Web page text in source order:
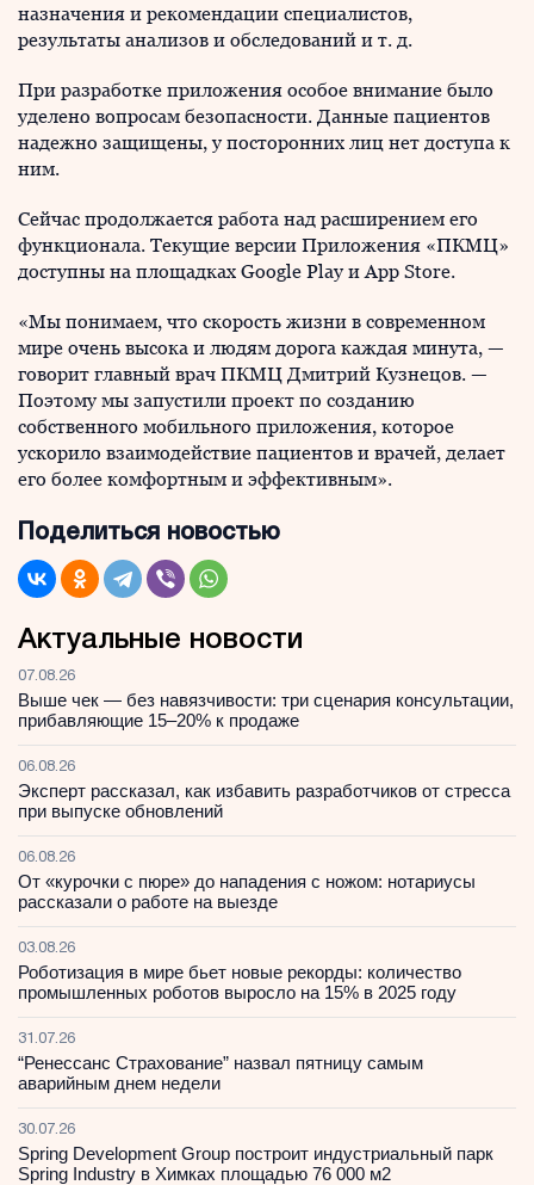
назначения и рекомендации специалистов,
результаты анализов и обследований и т. д.
При разработке приложения особое внимание было
уделено вопросам безопасности. Данные пациентов
надежно защищены, у посторонних лиц нет доступа к
ним.
Сейчас продолжается работа над расширением его
функционала. Текущие версии Приложения «ПКМЦ»
доступны на площадках Google Play и App Store.
«Мы понимаем, что скорость жизни в современном
мире очень высока и людям дорога каждая минута, —
говорит главный врач ПКМЦ Дмитрий Кузнецов. —
Поэтому мы запустили проект по созданию
собственного мобильного приложения, которое
ускорило взаимодействие пациентов и врачей, делает
его более комфортным и эффективным».
Поделиться новостью
Актуальные новости
07.08.26
Выше чек — без навязчивости: три сценария консультации,
прибавляющие 15–20% к продаже
06.08.26
Эксперт рассказал, как избавить разработчиков от стресса
при выпуске обновлений
06.08.26
От «курочки с пюре» до нападения с ножом: нотариусы
рассказали о работе на выезде
03.08.26
Роботизация в мире бьет новые рекорды: количество
промышленных роботов выросло на 15% в 2025 году
31.07.26
“Ренессанс Страхование” назвал пятницу самым
аварийным днем недели
30.07.26
Spring Development Group построит индустриальный парк
Spring Industry в Химках площадью 76 000 м2